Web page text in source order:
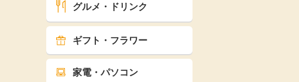
グルメ・ドリンク
ギフト・フラワー
家電・パソコン